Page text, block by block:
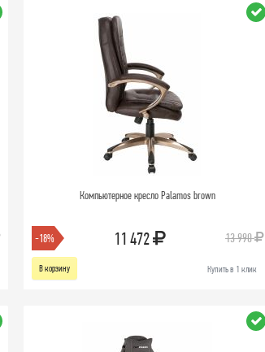
Компьютерное кресло Palamos brown
-18% 11 472 13 990
В корзину Купить в 1 клик